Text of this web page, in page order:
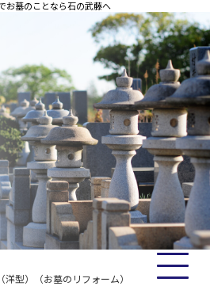
お墓のことなら石の武藤へ
型）（お墓のリフォーム）